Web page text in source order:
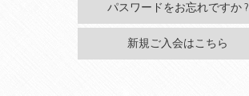
パスワードをお忘れですか ?
新規ご入会はこちら